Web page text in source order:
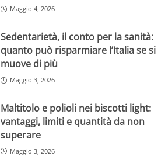
Maggio 4, 2026
Sedentarietà, il conto per la sanità:
quanto può risparmiare l’Italia se si
muove di più
Maggio 3, 2026
Maltitolo e polioli nei biscotti light:
vantaggi, limiti e quantità da non
superare
Maggio 3, 2026